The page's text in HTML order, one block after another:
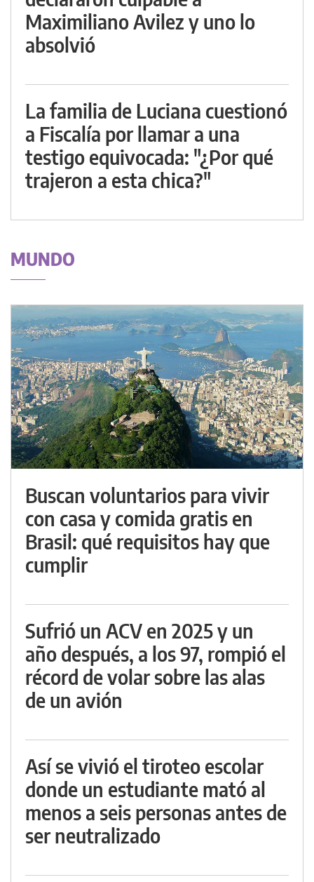
Maximiliano Avilez y uno lo
absolvió
La familia de Luciana cuestionó
a Fiscalía por llamar a una
testigo equivocada: "¿Por qué
trajeron a esta chica?"
MUNDO
Buscan voluntarios para vivir
con casa y comida gratis en
Brasil: qué requisitos hay que
cumplir
Sufrió un ACV en 2025 y un
año después, a los 97, rompió el
récord de volar sobre las alas
de un avión
Así se vivió el tiroteo escolar
donde un estudiante mató al
menos a seis personas antes de
ser neutralizado